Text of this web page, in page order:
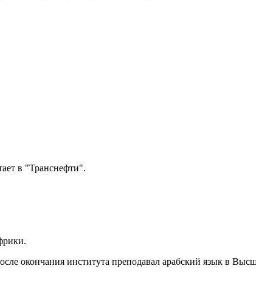
в "Транснефти".
окончания института преподавал арабский язык в